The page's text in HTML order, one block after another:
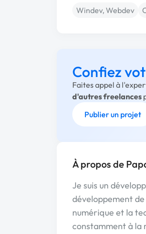
Windev, Webdev
Confiez
Faites appel à
d'autres freelances
Publier un projet
À propos de
Je suis un
développement
numérique et la
constamment à la